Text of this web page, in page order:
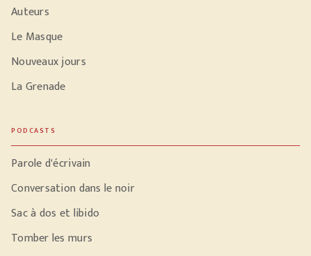
Auteurs
Le Masque
Nouveaux jours
La Grenade
PODCASTS
Parole d'écrivain
Conversation dans le noir
Sac à dos et libido
Tomber les murs